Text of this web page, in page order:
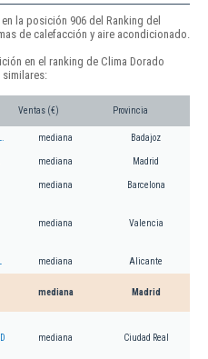
la posición 906 del Ranking del
de calefacción y aire acondicionado.
en el ranking de Clima Dorado
Ventas (€) Provincia
mediana Badajoz
mediana Madrid
mediana Barcelona
mediana Valencia
mediana Alicante
mediana Madrid
mediana Ciudad Real